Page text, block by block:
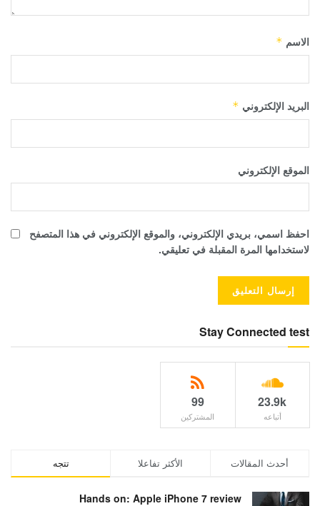
الاسم *
البريد الإلكتروني *
الموقع الإلكتروني
احفظ اسمي، بريدي الإلكتروني، والموقع الإلكتروني في هذا المتصفح
لاستخدامها المرة المقبلة في تعليقي.
Stay Connected test
23.9k
أتباعه
99
المشتركين
تتجه الأكثر تفاعلا أحدث المقالات
Hands on: Apple iPhone 7 review